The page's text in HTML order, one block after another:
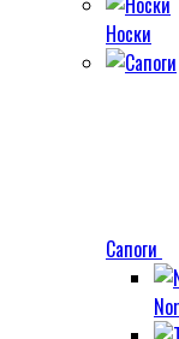
Носки
Сапоги